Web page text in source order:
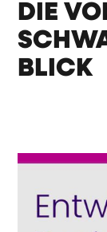
DIE
BLICK